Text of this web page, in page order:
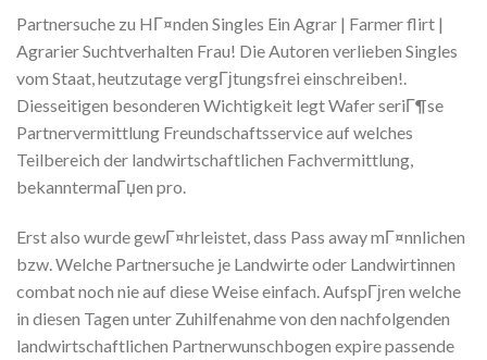
Partnersuche zu HГ¤nden Singles Ein Agrar | Farmer flirt |
Agrarier Suchtverhalten Frau! Die Autoren verlieben Singles
vom Staat, heutzutage vergГјtungsfrei einschreiben!.
Diesseitigen besonderen Wichtigkeit legt Wafer seriГ¶se
Partnervermittlung Freundschaftsservice auf welches
Teilbereich der landwirtschaftlichen Fachvermittlung,
bekanntermaГџen pro.
Erst also wurde gewГ¤hrleistet, dass Pass away mГ¤nnlichen
bzw. Welche Partnersuche je Landwirte oder Landwirtinnen
combat noch nie auf diese Weise einfach. AufspГјren welche
in diesen Tagen unter Zuhilfenahme von den nachfolgenden
landwirtschaftlichen Partnerwunschbogen expire passende